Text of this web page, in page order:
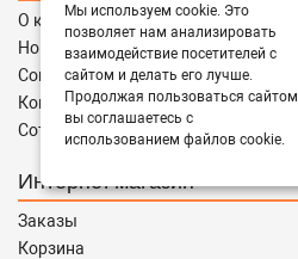
О компании
Новости
Соглашение
Контакты
Сотрудничество
Интернет магазин
Заказы
Корзина
Мы используем cookie. Это
позволяет нам анализировать
взаимодействие посетителей с
сайтом и делать его лучше.
Продолжая пользоваться сайтом,
вы соглашаетесь с
использованием файлов cookie.